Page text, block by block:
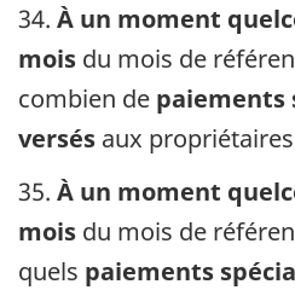
34. À un moment
mois du mois de
combien de paiements
versés aux
35. À un moment
mois du mois de
quels paiements